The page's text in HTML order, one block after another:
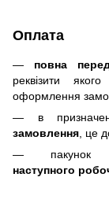
Оплата
— повна
реквізити
оформлення
— в
замовлення, це
— пакунок
наступного